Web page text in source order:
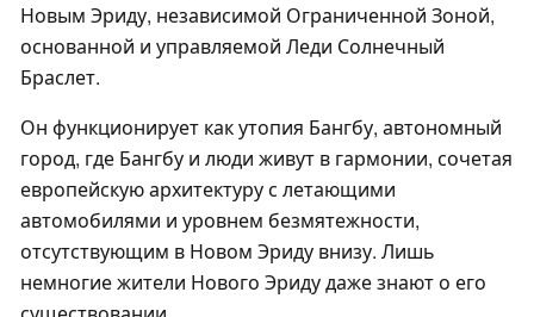
Новым Эриду, независимой Ограниченной Зоной,
основанной и управляемой Леди Солнечный
Браслет.
Он функционирует как утопия Бангбу, автономный
город, где Бангбу и люди живут в гармонии, сочетая
европейскую архитектуру с летающими
автомобилями и уровнем безмятежности,
отсутствующим в Новом Эриду внизу. Лишь
немногие жители Нового Эриду даже знают о его